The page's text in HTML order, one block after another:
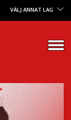
VÄLJ ANNAT LAG